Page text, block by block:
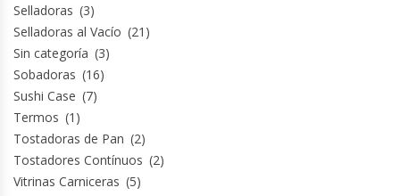
Selladoras (3)
Selladoras al Vacío (21)
Sin categoría (3)
Sobadoras (16)
Sushi Case (7)
Termos (1)
Tostadoras de Pan (2)
Tostadores Contínuos (2)
Vitrinas Carniceras (5)